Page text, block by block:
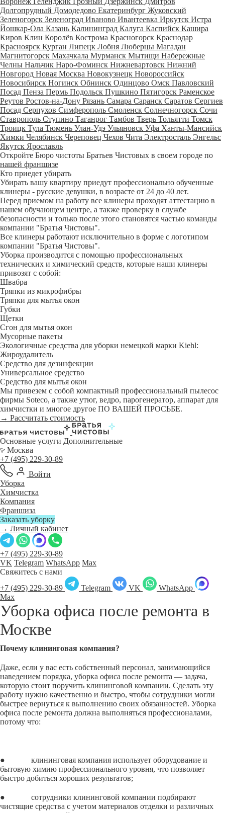
Долгопрудный Домодедово Екатеринбург Жуковский
Зеленогорск Зеленоград Иваново Ивантеевка Иркутск Истра
Йошкар-Ола Казань Калининград Калуга Каспийск Кашира
Киров Клин Королёв Кострома Красногорск Краснодар
Красноярск Курган Липецк Лобня Люберцы Магадан
Магнитогорск Махачкала Мурманск Мытищи Набережные
Челны Нальчик Наро-Фоминск Нижневартовск Нижний
Новгород Новая Москва Новокузнецк Новороссийск
Новосибирск Ногинск Обнинск Одинцово Омск Павловский
Посад Пенза Пермь Подольск Пушкино Пятигорск Раменское
Реутов Ростов-на-Дону Рязань Самара Саранск Саратов Сергиев
Посад Серпухов Симферополь Смоленск Солнечногорск Сочи
Ставрополь Ступино Таганрог Тамбов Тверь Тольятти Томск
Троицк Тула Тюмень Улан-Удэ Ульяновск Уфа Ханты-Мансийск
Химки Челябинск Череповец Чехов Чита Электросталь Энгельс
Якутск Ярославль
Откройте Бюро чистоты Братьев Чистовых в своем городе по
нашей франшизе
Кто приедет убирать
Убирать вашу квартиру приедут профессионально обученные
клинеры - русские девушки, в возрасте от 24 до 40 лет.
Перед приемом на работу все клинеры проходят аттестацию в
нашем обучающем центре, а также проверку в службе
безопасности и только после этого становятся частью команды
компании "Братья Чистовы".
Все клинеры работают исключительно в форме с логотипом
компании "Братья Чистовы".
Уборка производится с помощью профессиональных
технических и химический средств, которые наши клинеры
привозят с собой:
Швабра
Тряпки из микрофибры
Тряпки для мытья окон
Губки
Щетки
Сгон для мытья окон
Мусорные пакеты
Экологичные средства для уборки немецкой марки Kiehl:
Жироудалитель
Средство для дезинфекции
Универсальное средство
Средство для мытья окон
Мы привезем с собой компактный профессиональный пылесос
фирмы Soteco, а также утюг, ведро, парогенератор, аппарат для
химчистки и многое другое ПО ВАШЕЙ ПРОСЬБЕ.
→ Рассчитать стоимость
Основные услуги Дополнительные
Москва
+7 (495) 229-30-89
Войти
Уборка
Химчистка
Компания
Франшиза
Заказать уборку
→ Личный кабинет
+7 (495) 229-30-89
VK Telegram WhatsApp Max
Свяжитесь с нами
+7 (495) 229-30-89
Telegram VK
WhatsApp
Max
Уборка офиса после ремонта в
Москве
Почему клининговая компания?
Даже, если у вас есть собственный персонал, занимающийся
наведением порядка, уборка офиса после ремонта — задача,
которую стоит поручить клининговой компании. Сделать эту
работу нужно качественно и быстро, чтобы сотрудники могли
быстрее вернуться к выполнению своих обязанностей. Уборка
офиса после ремонта должна выполняться профессионалами,
потому что:
● клининговая компания использует оборудование и
бытовую химию профессионального уровня, что позволяет
быстро добиться хороших результатов;
● сотрудники клининговой компании подбирают
чистящие средства с учетом материалов отделки и различных